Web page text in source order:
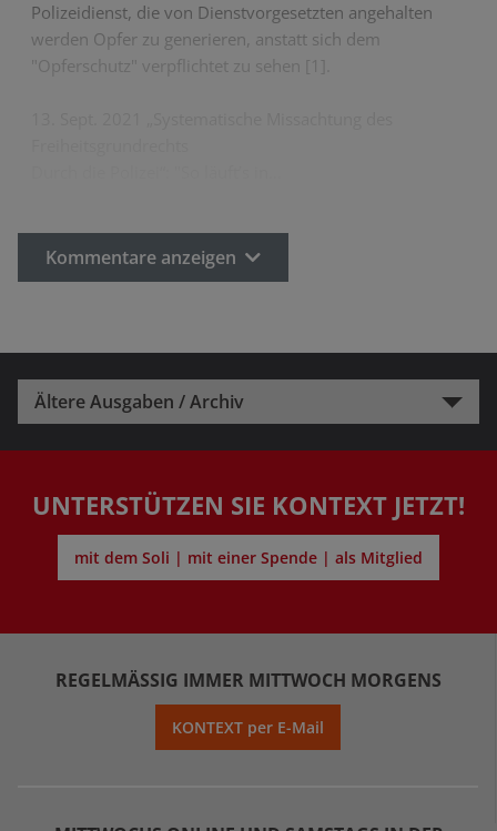
Polizeidienst, die von Dienstvorgesetzten angehalten
werden Opfer zu generieren, anstatt sich dem
"Opferschutz" verpflichtet zu sehen [1].
Kommentare anzeigen
Ältere Ausgaben / Archiv
UNTERSTÜTZEN SIE KONTEXT JETZT!
mit dem Soli | mit einer Spende | als Mitglied
REGELMÄSSIG IMMER MITTWOCH MORGENS
KONTEXT per E-Mail